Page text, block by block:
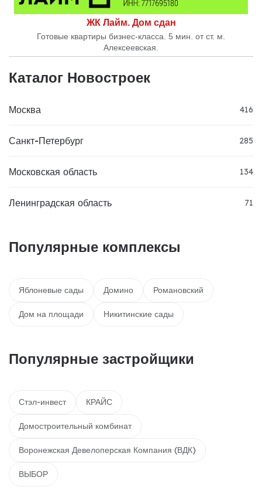
ЖК Лайм. Дом сдан
Готовые квартиры бизнес-класса. 5 мин. от ст. м.
Алексеевская.
Каталог Новостроек
Москва 416
Санкт-Петербург 285
Московская область 134
Ленинградская область 71
Популярные комплексы
Яблоневые сады Домино Романовский
Дом на площади Никитинские сады
Популярные застройщики
Стэл-инвест КРАЙС
Домостроительный комбинат
Воронежская Девелоперская Компания (ВДК)
ВЫБОР